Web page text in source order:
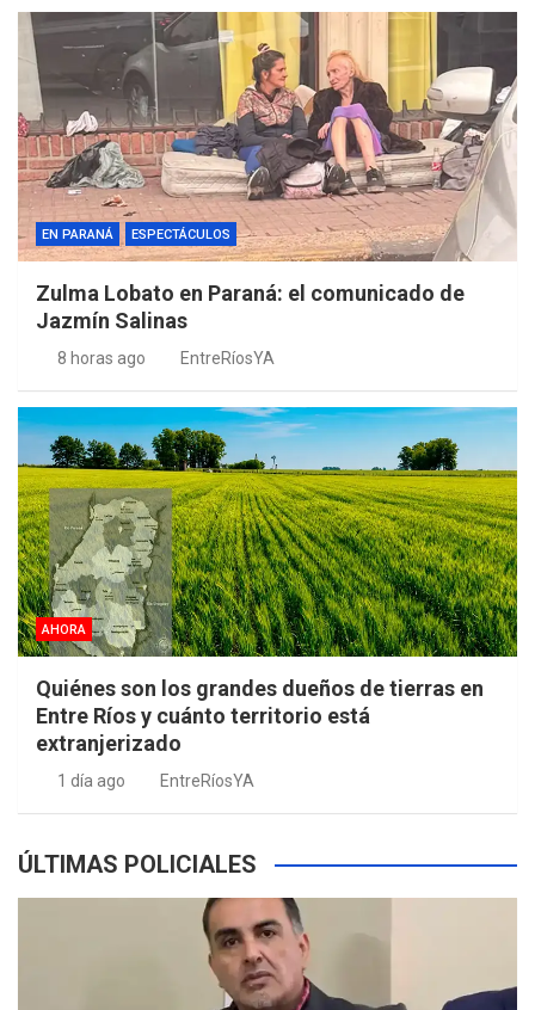
EN PARANÁ ESPECTÁCULOS
Zulma Lobato en Paraná: el comunicado de
Jazmín Salinas
8 horas ago EntreRíosYA
AHORA
Quiénes son los grandes dueños de tierras en
Entre Ríos y cuánto territorio está
extranjerizado
1 día ago EntreRíosYA
ÚLTIMAS POLICIALES